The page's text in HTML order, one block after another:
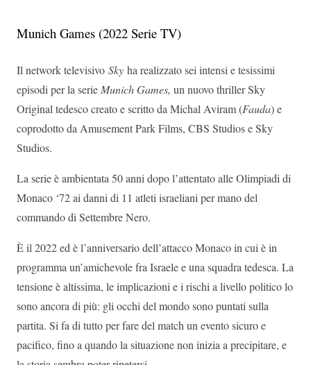
Munich Games (2022 Serie TV)
Il network televisivo Sky ha realizzato sei intensi e tesissimi
episodi per la serieMunich Games, un nuovo thriller Sky
Original tedesco creato e scritto da Michal Aviram (Fauda) e
coprodotto da Amusement Park Films, CBS Studios e Sky
Studios.
La serie è ambientata 50 anni dopo l’attentato alle Olimpiadi di
Monaco ‘72 ai danni di 11 atleti israeliani per mano del
commando di Settembre Nero.
È il 2022 ed è l’anniversario dell’attacco Monaco in cui è in
programma un’amichevole fra Israele e una squadra tedesca. La
tensione è altissima, le implicazioni e i rischi a livello politico lo
sono ancora di più: gli occhi del mondo sono puntati sulla
partita. Si fa di tutto per fare del match un evento sicuro e
pacifico, fino a quando la situazione non inizia a precipitare, e